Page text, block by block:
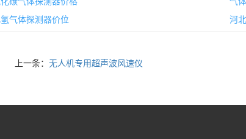
气体探测器价位
河
上一条： 无人机专用超声波风速仪